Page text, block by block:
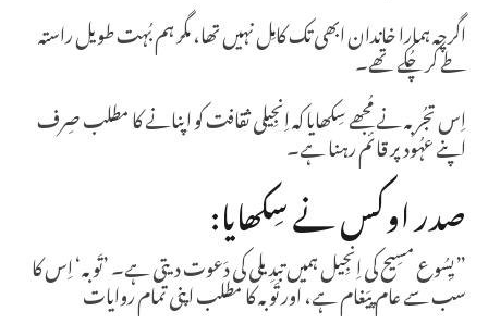
اگرچہ ہمارا خاندان ابھی تک کامِل نہیں تھا، مگر ہم بُہت طویل راستہ
طے كر چُكے تھے۔
اِس تجُربہ نے مُجھے سِکھایا کہ اِنجِیلی ثقافت کو اپنانے کا مطلب صِرف
اپنے عہُود پر قائم رہنا ہے۔
صدر اوکس نے سِکھایا:
”یِسُوع مسِیح کی اِنجِیل ہمیں تبدِیلی كی دَعوت دیتی ہے۔ ’تَوبہ‘ اِس کا
سب سے عام پیَغام ہے، اور تَوبہ کا مطلب اپنی تمام روایات